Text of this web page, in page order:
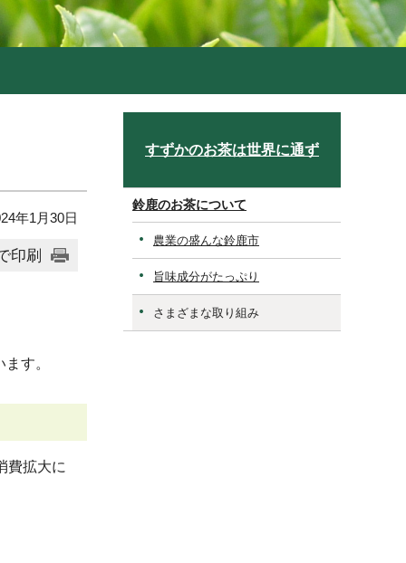
年1月30日
印刷
す。
費拡大に
すずかのお茶は世界に通ず
鈴鹿のお茶について
農業の盛んな鈴鹿市
旨味成分がたっぷり
さまざまな取り組み